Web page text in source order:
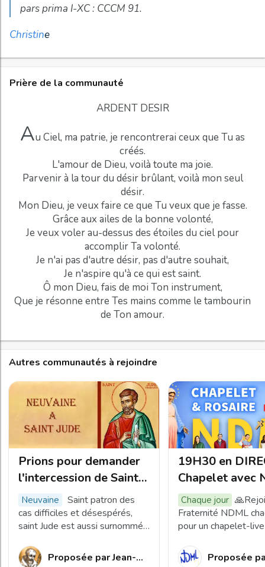
pars prima I-XC : CCCM 91.
Christine
Prière de la communauté
ARDENT DESIR
Au Ciel, ma patrie, je rencontrerai ceux que Tu as
créés.
L'amour de Dieu, voilà toute ma joie.
Parvenir à la tour du désir brûlant, voilà mon seul
désir.
Mon Dieu, je veux faire ce que Tu veux que je fasse.
Grâce aux ailes de la bonne volonté,
Je veux voler au-dessus des étoiles du ciel pour
accomplir Ta volonté.
Je n'ai pas d'autre désir, pas d'autre souhait,
Je n'aspire qu'à ce qui est saint.
Ô mon Dieu, fais de moi Ton instrument,
Que je résonne entre Tes mains comme le tambourin
Autres communautés à rejoindre
Prions pour demander
l'intercession de Saint
Jude Thaddée.
neuvaine
Saint patron des
cas difficiles et désespérés,
saint Jude est aussi surnommé
neuvaine afin de demander son
Proposée parJean-Luc
19H30 en
Chapelet avec
Dame Mère de
Lumière
Chaque jour
Fraternité NDML
pour un chapelet-
Proposée